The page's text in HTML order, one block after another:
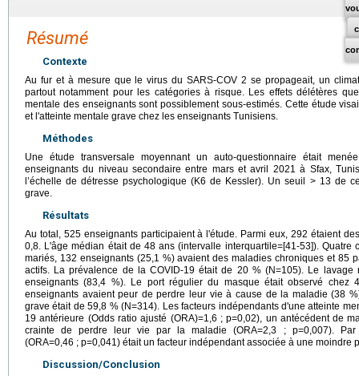
Résumé
Contexte
Au fur et à mesure que le virus du SARS-COV 2 se propageait, un
partout notamment pour les catégories à risque. Les effets délétères
mentale des enseignants sont possiblement sous-estimés. Cette étude
et l'atteinte mentale grave chez les enseignants Tunisiens.
Méthodes
Une étude transversale moyennant un auto-questionnaire était
enseignants du niveau secondaire entre mars et avril 2021 à Sfax,
l’échelle de détresse psychologique (K6 de Kessler). Un seuil > 13 de
grave.
Résultats
Au total, 525 enseignants participaient à l'étude. Parmi eux, 292 étaient
0,8. L'âge médian était de 48 ans (intervalle interquartile=[41-53]). Quatre
mariés, 132 enseignants (25,1 %) avaient des maladies chroniques et 85
actifs. La prévalence de la COVID-19 était de 20 % (N=105). Le
enseignants (83,4 %). Le port régulier du masque était observé chez
enseignants avaient peur de perdre leur vie à cause de la maladie (38
grave était de 59,8 % (N=314). Les facteurs indépendants d'une atteinte
19 antérieure (Odds ratio ajusté (ORA)=1,6 ; p=0,02), un antécédent de
crainte de perdre leur vie par la maladie (ORA=2,3 ; p=0,007).
(ORA=0,46 ; p=0,041) était un facteur indépendant associée à une moindre
Discussion/Conclusion